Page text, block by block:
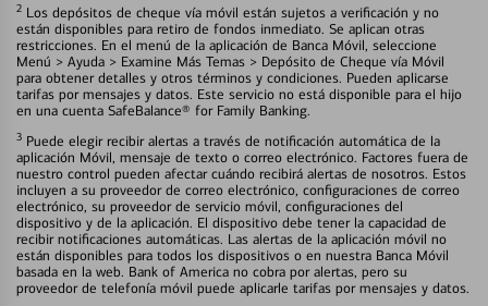
2 Los depósitos de cheque vía móvil están sujetos a verificación y no
están disponibles para retiro de fondos inmediato. Se aplican otras
restricciones. En el menú de la aplicación de Banca Móvil, seleccione
Menú > Ayuda > Examine Más Temas > Depósito de Cheque vía Móvil
para obtener detalles y otros términos y condiciones. Pueden aplicarse
tarifas por mensajes y datos. Este servicio no está disponible para el hijo
en una cuenta SafeBalance® for Family Banking.
3 Puede elegir recibir alertas a través de notificación automática de la
aplicación Móvil, mensaje de texto o correo electrónico. Factores fuera de
nuestro control pueden afectar cuándo recibirá alertas de nosotros. Estos
incluyen a su proveedor de correo electrónico, configuraciones de correo
electrónico, su proveedor de servicio móvil, configuraciones del
dispositivo y de la aplicación. El dispositivo debe tener la capacidad de
recibir notificaciones automáticas. Las alertas de la aplicación móvil no
están disponibles para todos los dispositivos o en nuestra Banca Móvil
basada en la web. Bank of America no cobra por alertas, pero su
proveedor de telefonía móvil puede aplicarle tarifas por mensajes y datos.